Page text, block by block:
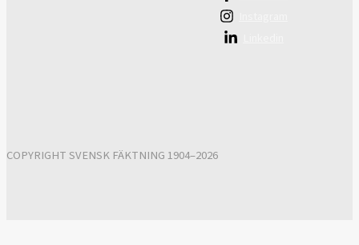
COPYRIGHT SVENSK FÄKTNING 1904–2026